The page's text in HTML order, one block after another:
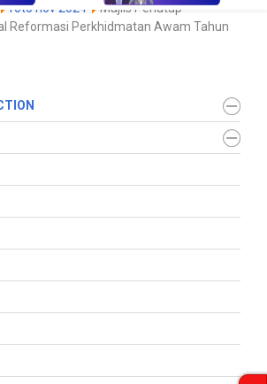
foto nov 2024
Majlis Penutup
Reformasi Perkhidmatan Awam Tahun